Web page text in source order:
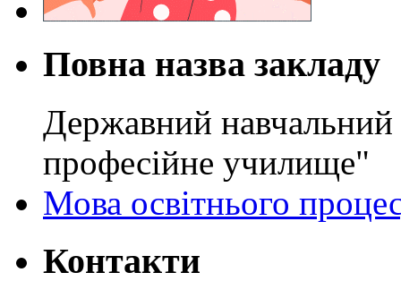
Повна назва закладу
Державний навчальний
професійне училище"
Мова освітнього
Контакти